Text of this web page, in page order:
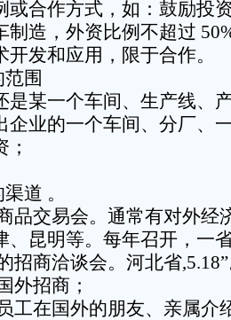
或合作方式，如：鼓励投
制造，外资比例不超过
发和应用，限于合作。
范围
是某一个车间、生产线、
企业的一个车间、分厂、
道 。
品交易会。通常有对外经
、昆明等。每年召开，一
招商洽谈会。河北省
外招商；
工在国外的朋友、亲属介